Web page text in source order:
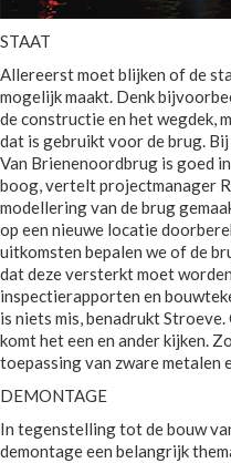
STAAT
Allereerst moet blijken of de
mogelijk maakt. Denk
de constructie en het wegdek,
dat is gebruikt voor de brug.
Van Brienenoordbrug is goed
boog, vertelt projectmanager
modellering van de brug
op een nieuwe locatie
uitkomsten bepalen we of de
dat deze versterkt moet
inspectierapporten en
is niets mis, benadrukt
komt het een en ander kijken.
toepassing van zware metalen
DEMONTAGE
In tegenstelling tot de bouw
demontage een belangrijk